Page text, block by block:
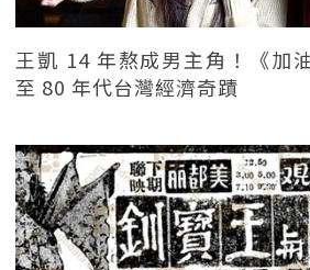
王凱 14 年熬成男主角！《加
至 80 年代台灣經濟奇蹟